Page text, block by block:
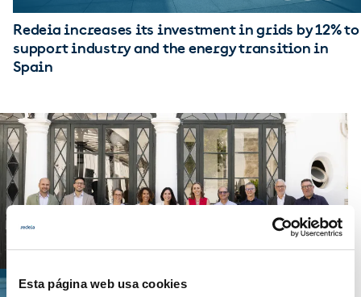
Esta página web usa cookies
Redeia increases its investment in grids by 12% to
support industry and the energy transition in
Spain